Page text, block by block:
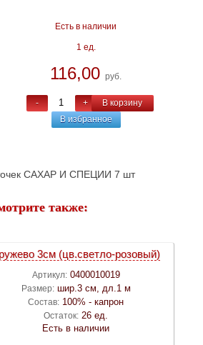
Есть в наличии
1 ед.
116,00 руб.
- +
В корзину
В избранное
САХАР И СПЕЦИИ 7 шт
также:
3см (цв.светло-розовый)
Артикул: 0400010019
Размер: шир.3 см, дл.1 м
Состав: 100% - капрон
Остаток: 26 ед.
Есть в наличии